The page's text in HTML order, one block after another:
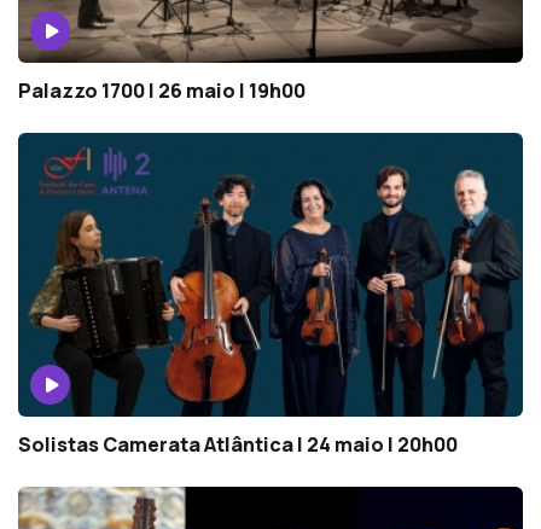
Palazzo 1700 | 26 maio | 19h00
Solistas Camerata Atlântica | 24 maio | 20h00